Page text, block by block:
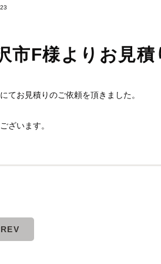
市F様よりお見
てお見積りのご依頼を頂きました。
ざいます。